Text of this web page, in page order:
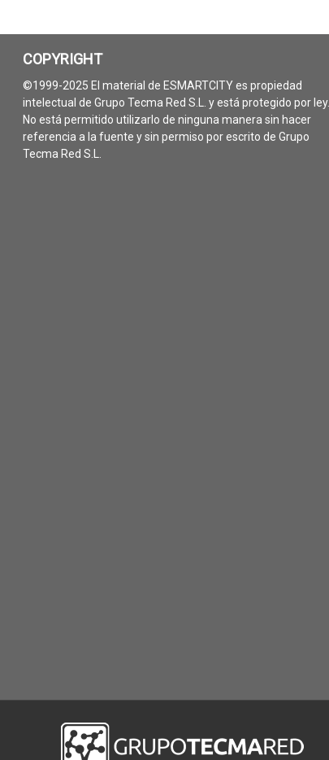
COPYRIGHT
©1999-2025 El material de ESMARTCITY es propiedad
intelectual de Grupo Tecma Red S.L. y está protegido por ley.
No está permitido utilizarlo de ninguna manera sin hacer
referencia a la fuente y sin permiso por escrito de Grupo
Tecma Red S.L.